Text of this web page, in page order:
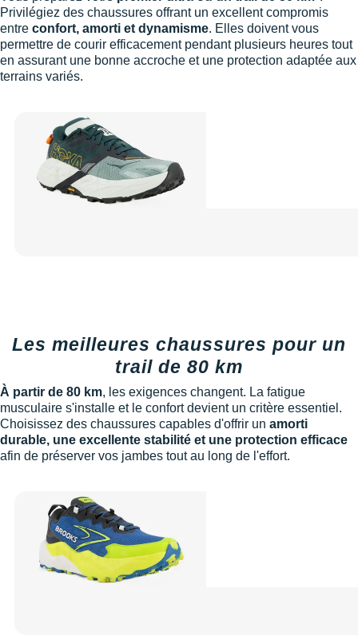
Privilégiez des chaussures offrant un excellent compromis
entre confort, amorti et dynamisme. Elles doivent vous
permettre de courir efficacement pendant plusieurs heures tout
en assurant une bonne accroche et une protection adaptée aux
terrains variés.
Les meilleures chaussures pour un
trail de 80 km
À partir de 80 km, les exigences changent. La fatigue
musculaire s'installe et le confort devient un critère essentiel.
Choisissez des chaussures capables d'offrir un amorti
durable, une excellente stabilité et une protection efficace
afin de préserver vos jambes tout au long de l'effort.